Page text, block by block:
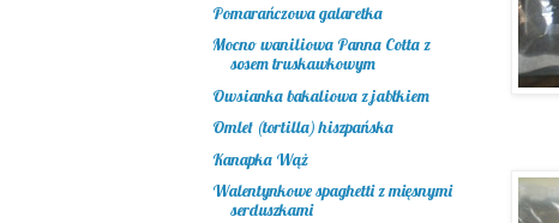
Pomarańczowa galaretka
Mocno waniliowa Panna Cotta z
sosem truskawkowym
Owsianka bakaliowa z jabłkiem
Omlet (tortilla) hiszpańska
Kanapka Wąż
Walentynkowe spaghetti z mięsnymi
serduszkami